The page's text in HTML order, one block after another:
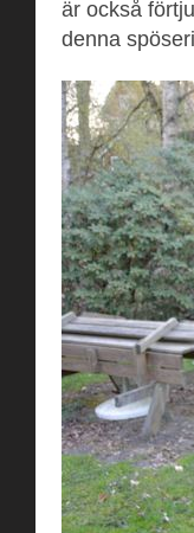
är också
denna